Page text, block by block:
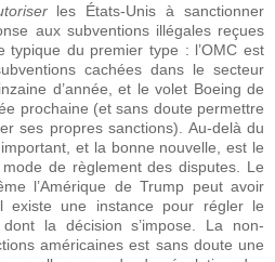
les États-Unis à sanctionner
aux subventions illégales reçues
typique du premier type : l’OMC est
cachées dans le secteur
d’année, et le volet Boeing de
prochaine (et sans doute permettre
ses propres sanctions). Au-delà du
et la bonne nouvelle, est le
de règlement des disputes. Le
l’Amérique de Trump peut avoir
existe une instance pour régler le
la décision s’impose. La non-
américaines est sans doute une